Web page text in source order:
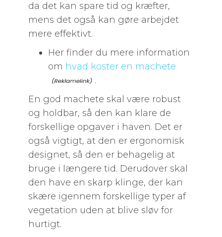
da det kan spare tid og kræfter,
mens det også kan gøre arbejdet
mere effektivt.
Her finder du mere information
om hvad koster en machete
.
En god machete skal være robust
og holdbar, så den kan klare de
forskellige opgaver i haven. Det er
også vigtigt, at den er ergonomisk
designet, så den er behagelig at
bruge i længere tid. Derudover skal
den have en skarp klinge, der kan
skære igennem forskellige typer af
vegetation uden at blive sløv for
hurtigt.